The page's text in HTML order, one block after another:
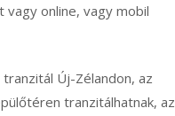
vagy online, vagy mobil
Új-Zélandon, az
tranzitálhatnak, az